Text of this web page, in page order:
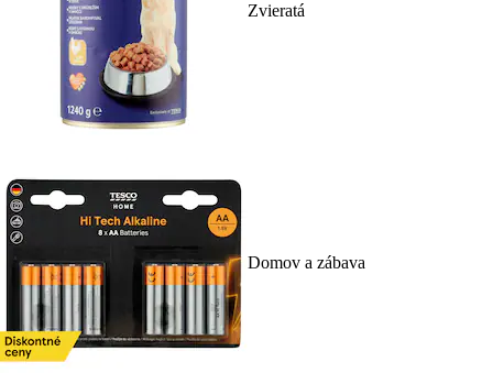
Zvieratá
Domov a zábava